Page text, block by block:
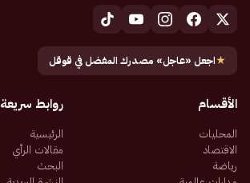
★اجعل «عاجل» مصدرك المفضل في قوقل
الأقسام
المحليات
الاقتصاد
رياضة
روابط سريعة
الرئيسية
مقالات الرأي
البحث